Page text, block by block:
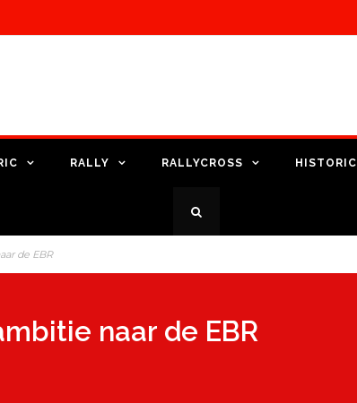
RALLY RALLYCROSS HISTORIC
de EBR
naar de EBR